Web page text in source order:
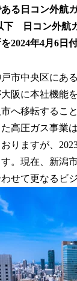
る日コン外航
下 日コン外航
2024年4月6日
市中央区にあ
阪に本社機能
へ移転するこ
高圧ガス事業
りますが、
。現在、新潟
せて更なるビ